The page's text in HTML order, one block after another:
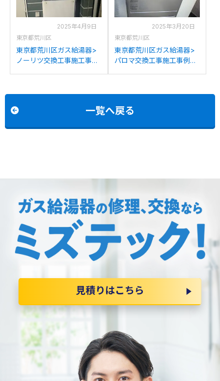
2025年4月9日
東京都荒川区
東京都荒川区ガス給湯器>
ノーリツ交換工事施工事
2025年3月20日
東京都荒川区
東京都荒川区ガス給湯器>
パロマ交換工事施工事例：
一覧へ戻る
見積りはこちら